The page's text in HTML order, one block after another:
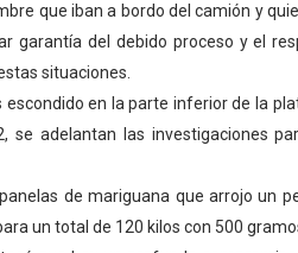
del Encuentro LAGO
asfaltado
coordinación de políticas
a más de 993 nuevos
Pueblo Llano con la
que iban a bordo del camión y
garantía del debido proceso y el
situaciones.
en la parte inferior de la
se adelantan las investigaciones
de mariguana que arrojo un
un total de 120 kilos con 500